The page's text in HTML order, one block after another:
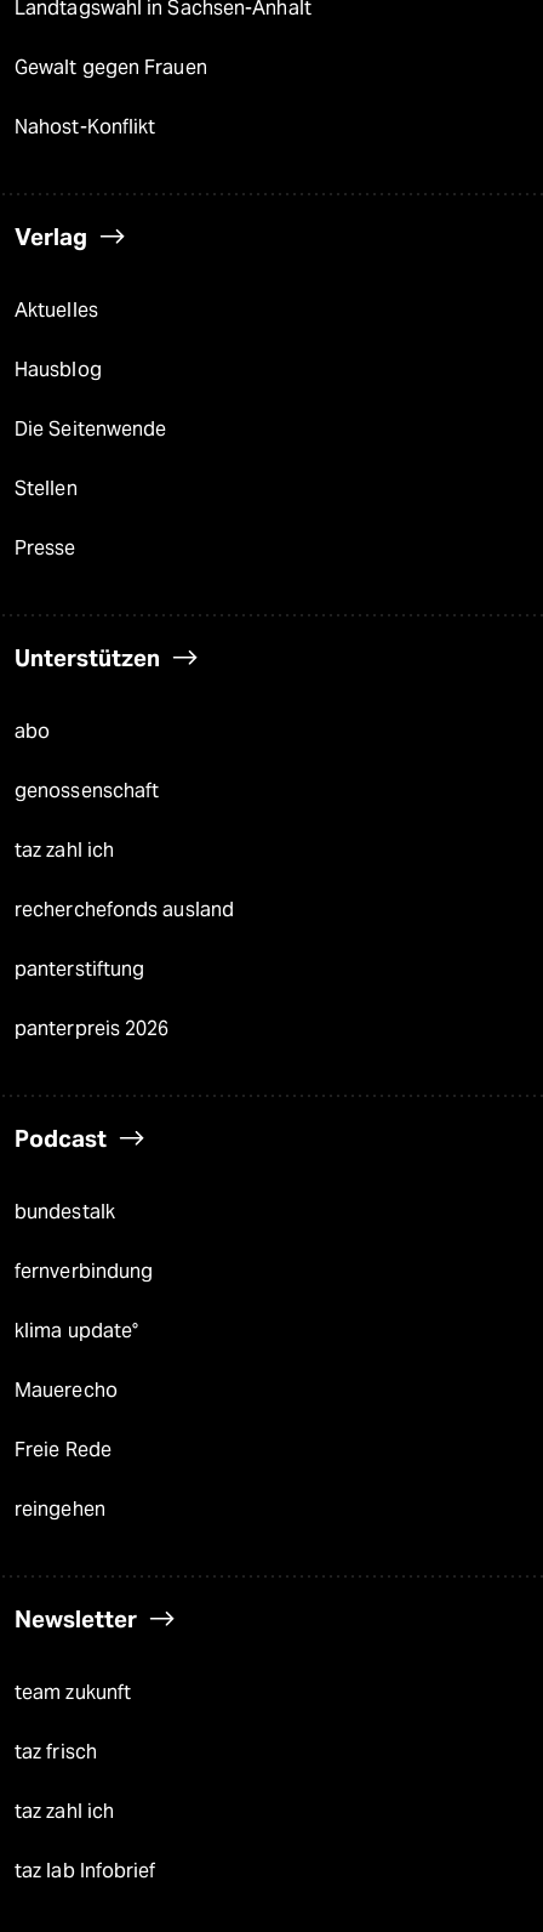
Landtagswahl in Sachsen-Anhalt
Gewalt gegen Frauen
Nahost-Konflikt
Verlag
Aktuelles
Hausblog
Die Seitenwende
Stellen
Presse
Unterstützen
abo
genossenschaft
taz zahl ich
recherchefonds ausland
panterstiftung
panterpreis 2026
Podcast
bundestalk
fernverbindung
klima update°
Mauerecho
Freie Rede
reingehen
Newsletter
team zukunft
taz frisch
taz zahl ich
taz lab Infobrief